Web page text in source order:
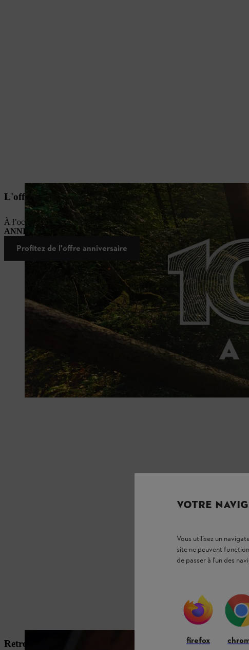
L'offre 100 ans d'août : 10% de remise immédiate sur les
À l’occasion de l'anniversaire STIHL, bénéficiez de10% de remise
ANNIV10
juqu'au 31 août 2026 inclus sur www.stihl.fr
Profitez de l'offre anniversaire
Retrouvez vos pièces détachées d'origine STIHL sur le site
VOTRE
Vous utilisez un
site ne peuvent
de passer à l'un des
firefox